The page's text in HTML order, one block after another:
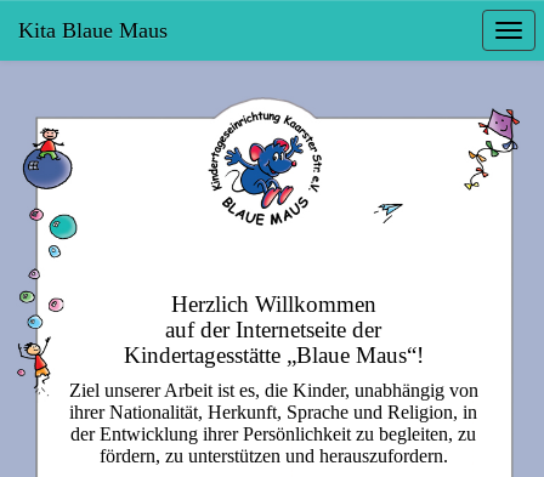
Kita Blaue Maus
Herzlich Willkommen
auf der Internetseite der
Kindertagesstätte „Blaue Maus“!
Ziel unserer Arbeit ist es, die Kinder, unabhängig von
ihrer Nationalität, Herkunft, Sprache und Religion, in
der Entwicklung ihrer Persönlichkeit zu begleiten, zu
fördern, zu unterstützen und herauszufordern.